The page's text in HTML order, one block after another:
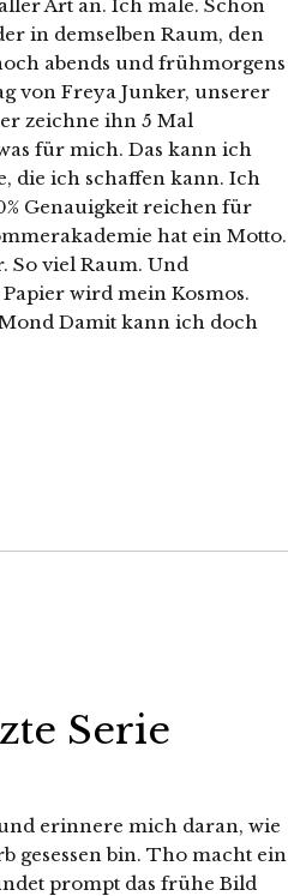
Art an. Ich male. Schon
in demselben Raum, den
abends und frühmorgens
von Freya Junker, unserer
zeichne ihn 5 Mal
für mich. Das kann ich
die ich schaffen kann. Ich
Genauigkeit reichen für
hat ein Motto.
So viel Raum. Und
wird mein Kosmos.
Damit kann ich doch
Serie
erinnere mich daran, wie
gesessen bin. Tho macht ein
prompt das frühe Bild